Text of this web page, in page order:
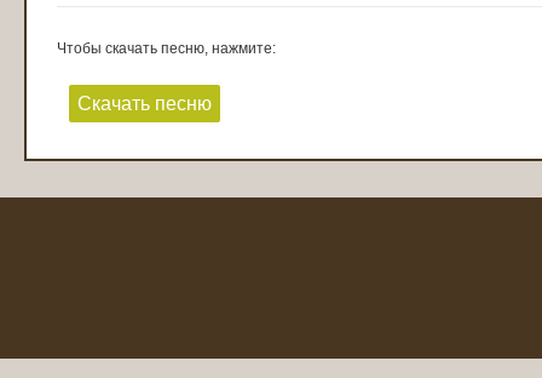
Чтобы скачать песню, нажмите:
Скачать песню